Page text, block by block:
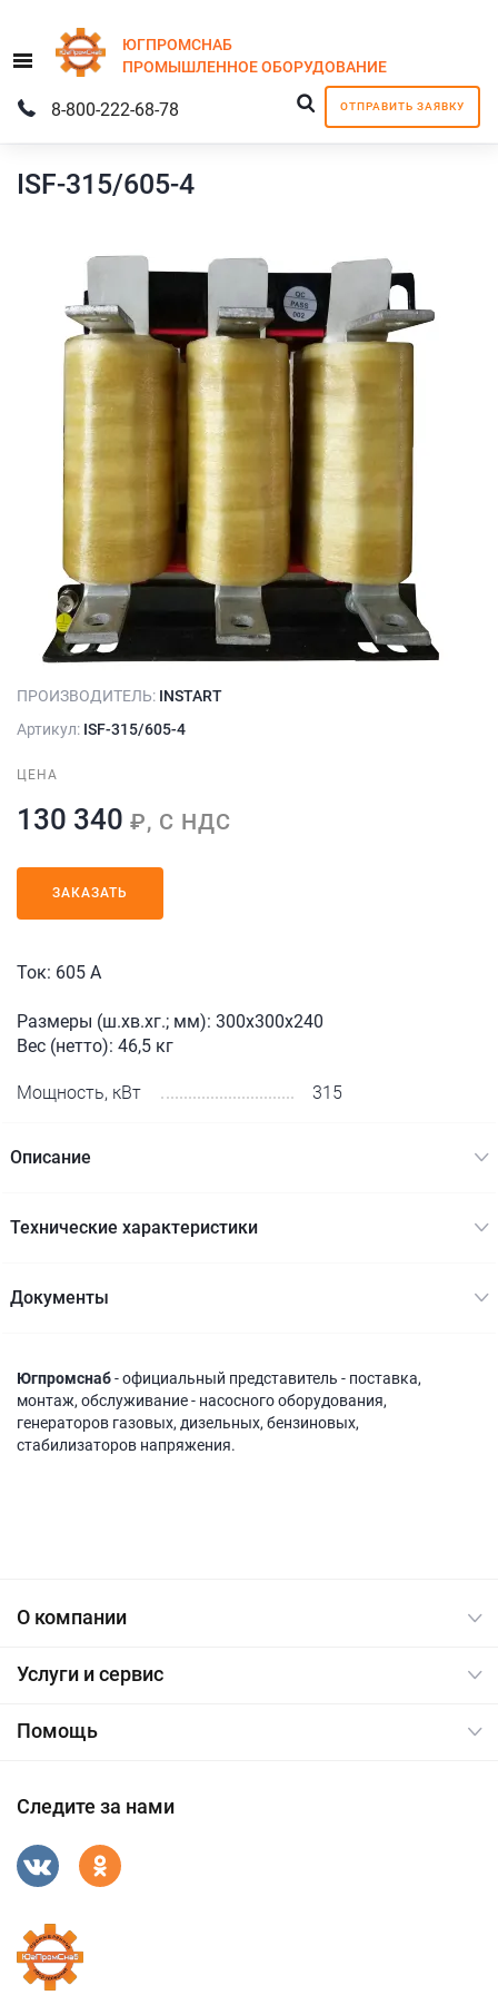
Menu
ЮГПРОМСНАБ
ПРОМЫШЛЕННОЕОБОРУДОВАНИЕ
ОТПРАВИТЬ ЗАЯВКУ
8-800-222-68-78
ISF-315/605-4
ПРОИЗВОДИТЕЛЬ: INSTART
Артикул: ISF-315/605-4
ЦЕНА
130 340 ₽, С НДС
ЗАКАЗАТЬ
Ток: 605 А
Размеры (ш.хв.хг.; мм): 300x300x240
Вес (нетто): 46,5 кг
Мощность, кВт 315
Описание
Технические характеристики
Документы
Югпромснаб- официальный представитель - поставка,
монтаж, обслуживание - насосного оборудования,
генераторов газовых, дизельных, бензиновых,
стабилизаторов напряжения.
О компании
Услуги и сервис
Помощь
Следите за нами